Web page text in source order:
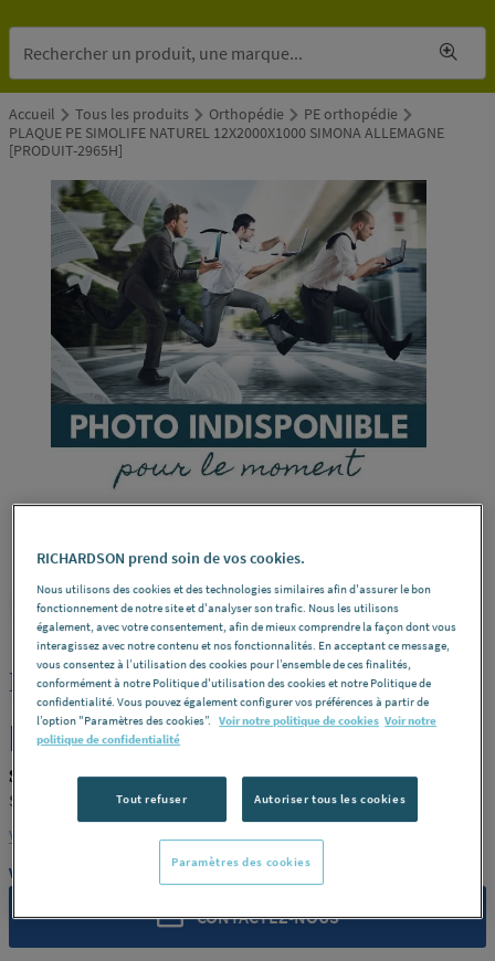
Accueil Tous les produits Orthopédie
PE orthopédie
PLAQUE PE SIMOLIFE NATUREL 12X2000X1000 SIMONA ALLEMAGNE
[PRODUIT-2965H]
SIMONA REF : 2965H
PLAQUE PE SIMOLIFE NATUREL
12X2000X1000 SIMONA ALLEMAGNE
[PRODUIT-2965H]
SIMONA PRODUIT-2965H
SIMONA ALLEMAGNE [PRODUIT-2965H]
Voir la description complète
Vous avez un projet ?
CONTACTEZ-NOUS
RICHARDSON prend soin de vos cookies.
Nous utilisons des cookies et des technologies similaires afin d'assurer le bon
fonctionnement de notre site et d'analyser son trafic. Nous les utilisons
également, avec votre consentement, afin de mieux comprendre la façon dont vous
interagissez avec notre contenu et nos fonctionnalités. En acceptant ce message,
vous consentez à l’utilisation des cookies pour l’ensemble de ces finalités,
conformément à notre Politique d'utilisation des cookies et notre Politique de
confidentialité. Vous pouvez également configurer vos préférences à partir de
l’option "Paramètres des cookies”. Voir notre politique de cookies Voir notre
politique de confidentialité
Tout refuser Autoriser tous les cookies
Paramètres des cookies